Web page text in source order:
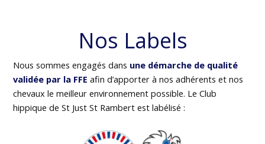
Nos Labels
Nous sommes engagés dans une démarche de qualité
validée par la FFE afin d’apporter à nos adhérents et nos
chevaux le meilleur environnement possible. Le Club
hippique de St Just St Rambert est labélisé :